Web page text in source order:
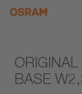
BASE